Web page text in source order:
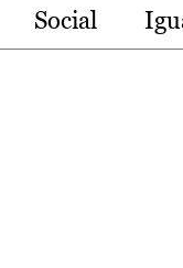
Social